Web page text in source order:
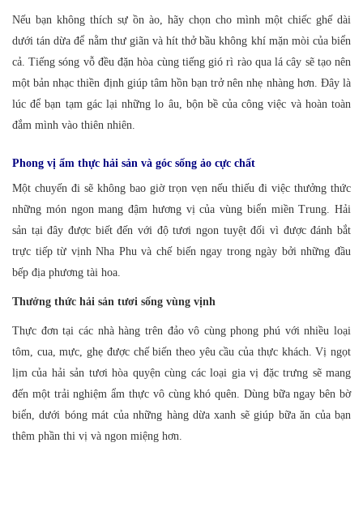
Nếu bạn không thích sự ồn ào, hãy chọn cho mình một chiếc ghế dài
dưới tán dừa để nằm thư giãn và hít thở bầu không khí mặn mòi của biển
cả. Tiếng sóng vỗ đều đặn hòa cùng tiếng gió rì rào qua lá cây sẽ tạo nên
một bản nhạc thiền định giúp tâm hồn bạn trở nên nhẹ nhàng hơn. Đây là
lúc để bạn tạm gác lại những lo âu, bộn bề của công việc và hoàn toàn
đắm mình vào thiên nhiên.
Phong vị ẩm thực hải sản và góc sống ảo cực chất
Một chuyến đi sẽ không bao giờ trọn vẹn nếu thiếu đi việc thưởng thức
những món ngon mang đậm hương vị của vùng biển miền Trung. Hải
sản tại đây được biết đến với độ tươi ngon tuyệt đối vì được đánh bắt
trực tiếp từ vịnh Nha Phu và chế biến ngay trong ngày bởi những đầu
bếp địa phương tài hoa.
Thưởng thức hải sản tươi sống vùng vịnh
Thực đơn tại các nhà hàng trên đảo vô cùng phong phú với nhiều loại
tôm, cua, mực, ghẹ được chế biến theo yêu cầu của thực khách. Vị ngọt
lịm của hải sản tươi hòa quyện cùng các loại gia vị đặc trưng sẽ mang
đến một trải nghiệm ẩm thực vô cùng khó quên. Dùng bữa ngay bên bờ
biển, dưới bóng mát của những hàng dừa xanh sẽ giúp bữa ăn của bạn
thêm phần thi vị và ngon miệng hơn.